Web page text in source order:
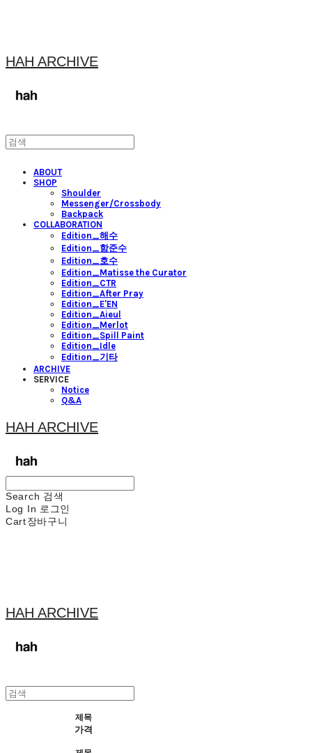
HAH ARCHIVE
ABOUT
SHOP
Shoulder
Messenger/Crossbody
Backpack
COLLABORATION
Edition_해수
Edition_함준수
Edition_호수
Edition_Matisse the Curator
Edition_CTR
Edition_After Pray
Edition_E'EN
Edition_Aieul
Edition_Merlot
Edition_Spill Paint
Edition_Idle
Edition_기타
ARCHIVE
SERVICE
Notice
Q&A
HAH ARCHIVE
Search 검색
Log In 로그인
Cart장바구니
HAH ARCHIVE
제목
가격